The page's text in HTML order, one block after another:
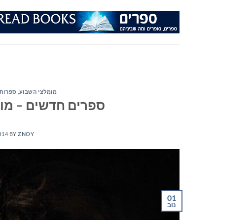
מומלצי השבוע
ספרים חדשים –
BYZNOY
01
נוב